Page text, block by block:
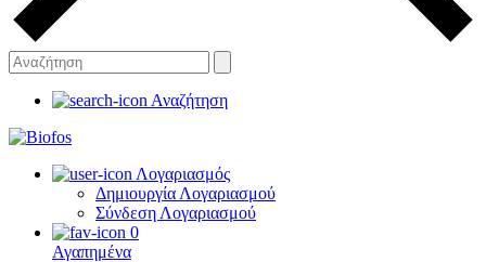
Αναζήτηση
Λογαριασμός
Δημιουργία Λογαριασμού
Σύνδεση Λογαριασμού
0
Αγαπημένα